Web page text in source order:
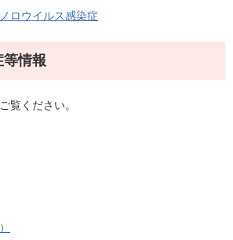
ノロウイルス感染症
等情報
覧ください。